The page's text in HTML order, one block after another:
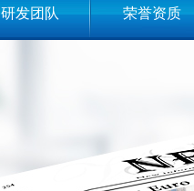
研发团队 荣誉资质